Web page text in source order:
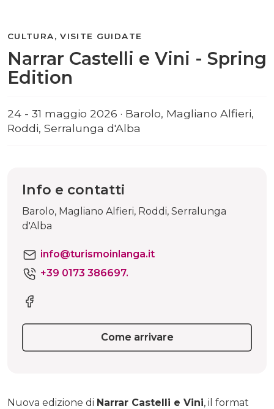
Narrar Castelli e Vini - Spring
Edition
CULTURA, VISITE GUIDATE
24 - 31 maggio 2026 · Barolo, Magliano Alfieri,
Roddi, Serralunga d'Alba
Nuova edizione di Narrar Castelli e Vini, il format
Info e contatti
Barolo, Magliano Alfieri, Roddi, Serralunga
d'Alba
info@turismoinlanga.it
+39 0173 386697.
Come arrivare